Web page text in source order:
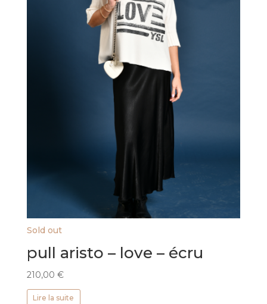
Sold out
pull aristo – love – écru
210,00 €
Lire la suite